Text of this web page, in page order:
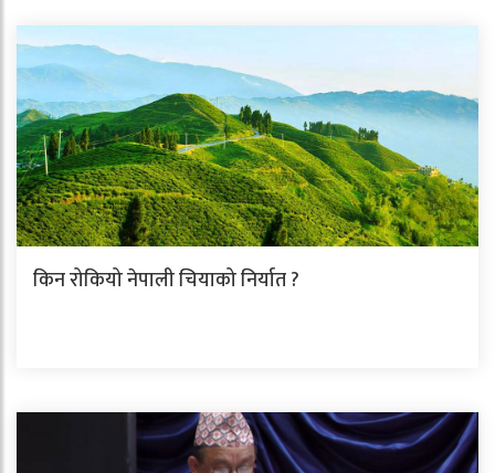
किन रोकियो नेपाली चियाको निर्यात ?